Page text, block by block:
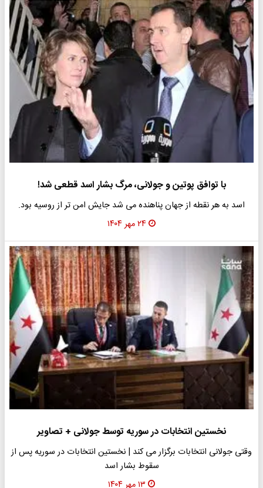
با توافق پوتین و جولانی، مرگ بشار اسد قطعی شد!
اسد به هر نقطه از جهان پناهنده می شد جایش امن تر از روسیه بود.
۲۴ مهر ۱۴۰۴
نخستین انتخابات در سوریه توسط جولانی + تصاویر
وقتی جولانی انتخابات برگزار می کند | نخستین انتخابات در سوریه پس از
سقوط بشار اسد
۱۳ مهر ۱۴۰۴